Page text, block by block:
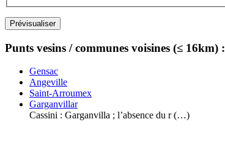
Punts vesins / communes voisines (≤ 16km) :
Gensac
Angeville
Saint-Arroumex
Garganvillar
Cassini : Garganvilla ; l’absence du r (…)